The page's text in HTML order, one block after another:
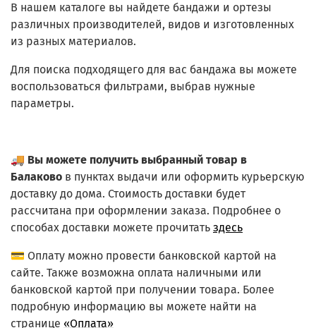
В нашем каталоге вы найдете бандажи и ортезы
различных производителей, видов и изготовленных
из разных материалов.
Для поиска подходящего для вас бандажа вы можете
воспользоваться фильтрами, выбрав нужные
параметры.
🚚 Вы можете получить выбранный товар в
Балаково в пунктах выдачи или оформить курьерскую
доставку до дома. Стоимость доставки будет
рассчитана при оформлении заказа. Подробнее о
способах доставки можете прочитать здесь
💳 Оплату можно провести банковской картой на
сайте. Также возможна оплата наличными или
банковской картой при получении товара. Более
подробную информацию вы можете найти на
странице «Оплата»